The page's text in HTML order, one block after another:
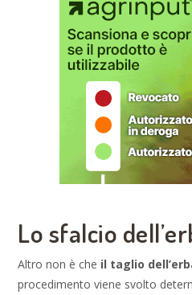
Lo sfalcio
Altro non è che il taglio
procedimento viene svolto